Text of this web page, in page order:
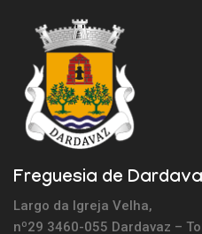
Freguesia de
Largo da Igreja Velha,
nº29 3460-055 Dardavaz –